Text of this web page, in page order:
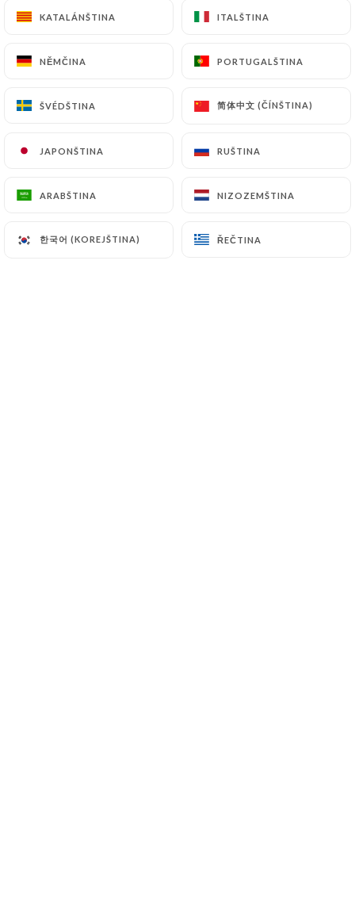
KATALÁNŠTINA ITALŠTINA
NĚMČINA PORTUGALŠTINA
ŠVÉDŠTINA 简体中文 (ČÍNŠTINA)
JAPONŠTINA RUŠTINA
ARABŠTINA NIZOZEMŠTINA
한국어 (KOREJŠTINA) ŘEČTINA
KATALÁNŠTINA ITALŠTINA
NĚMČINA PORTUGALŠTINA
ŠVÉDŠTINA 简体中文 (ČÍNŠTINA)
JAPONŠTINA RUŠTINA
ARABŠTINA NIZOZEMŠTINA
한국어 (KOREJŠTINA) ŘEČTINA